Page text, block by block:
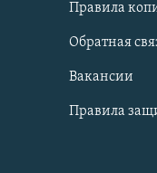
Правила
Обратная
Вакансии
Правила